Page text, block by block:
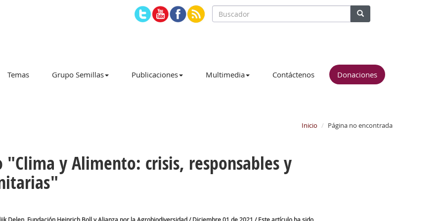
Temas Grupo Semillas Publicaciones Multimedia Contáctenos Donaciones
Inicio Página no encontrada
y Alimento: crisis, responsables y